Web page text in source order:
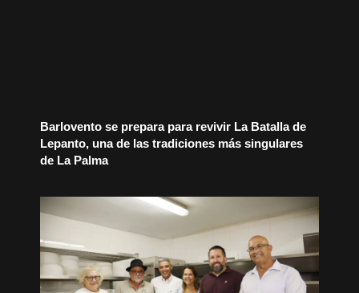
Barlovento se prepara para revivir La Batalla de
Lepanto, una de las tradiciones más singulares
de La Palma